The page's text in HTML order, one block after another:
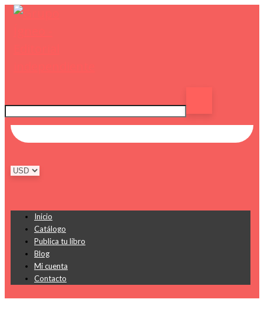
Inicio
Catálogo
Publica tu libro
Blog
Mi cuenta
Contacto